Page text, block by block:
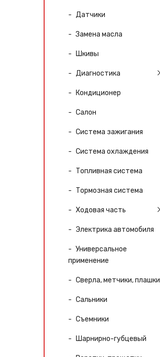
Датчики
Замена масла
Шкивы
Диагностика
Кондиционер
Салон
Система зажигания
Система охлаждения
Топливная система
Тормозная система
Ходовая часть
Электрика автомобиля
Универсальное
применение
Сверла, метчики, плашки
Сальники
Съемники
Шарнирно-губцевый